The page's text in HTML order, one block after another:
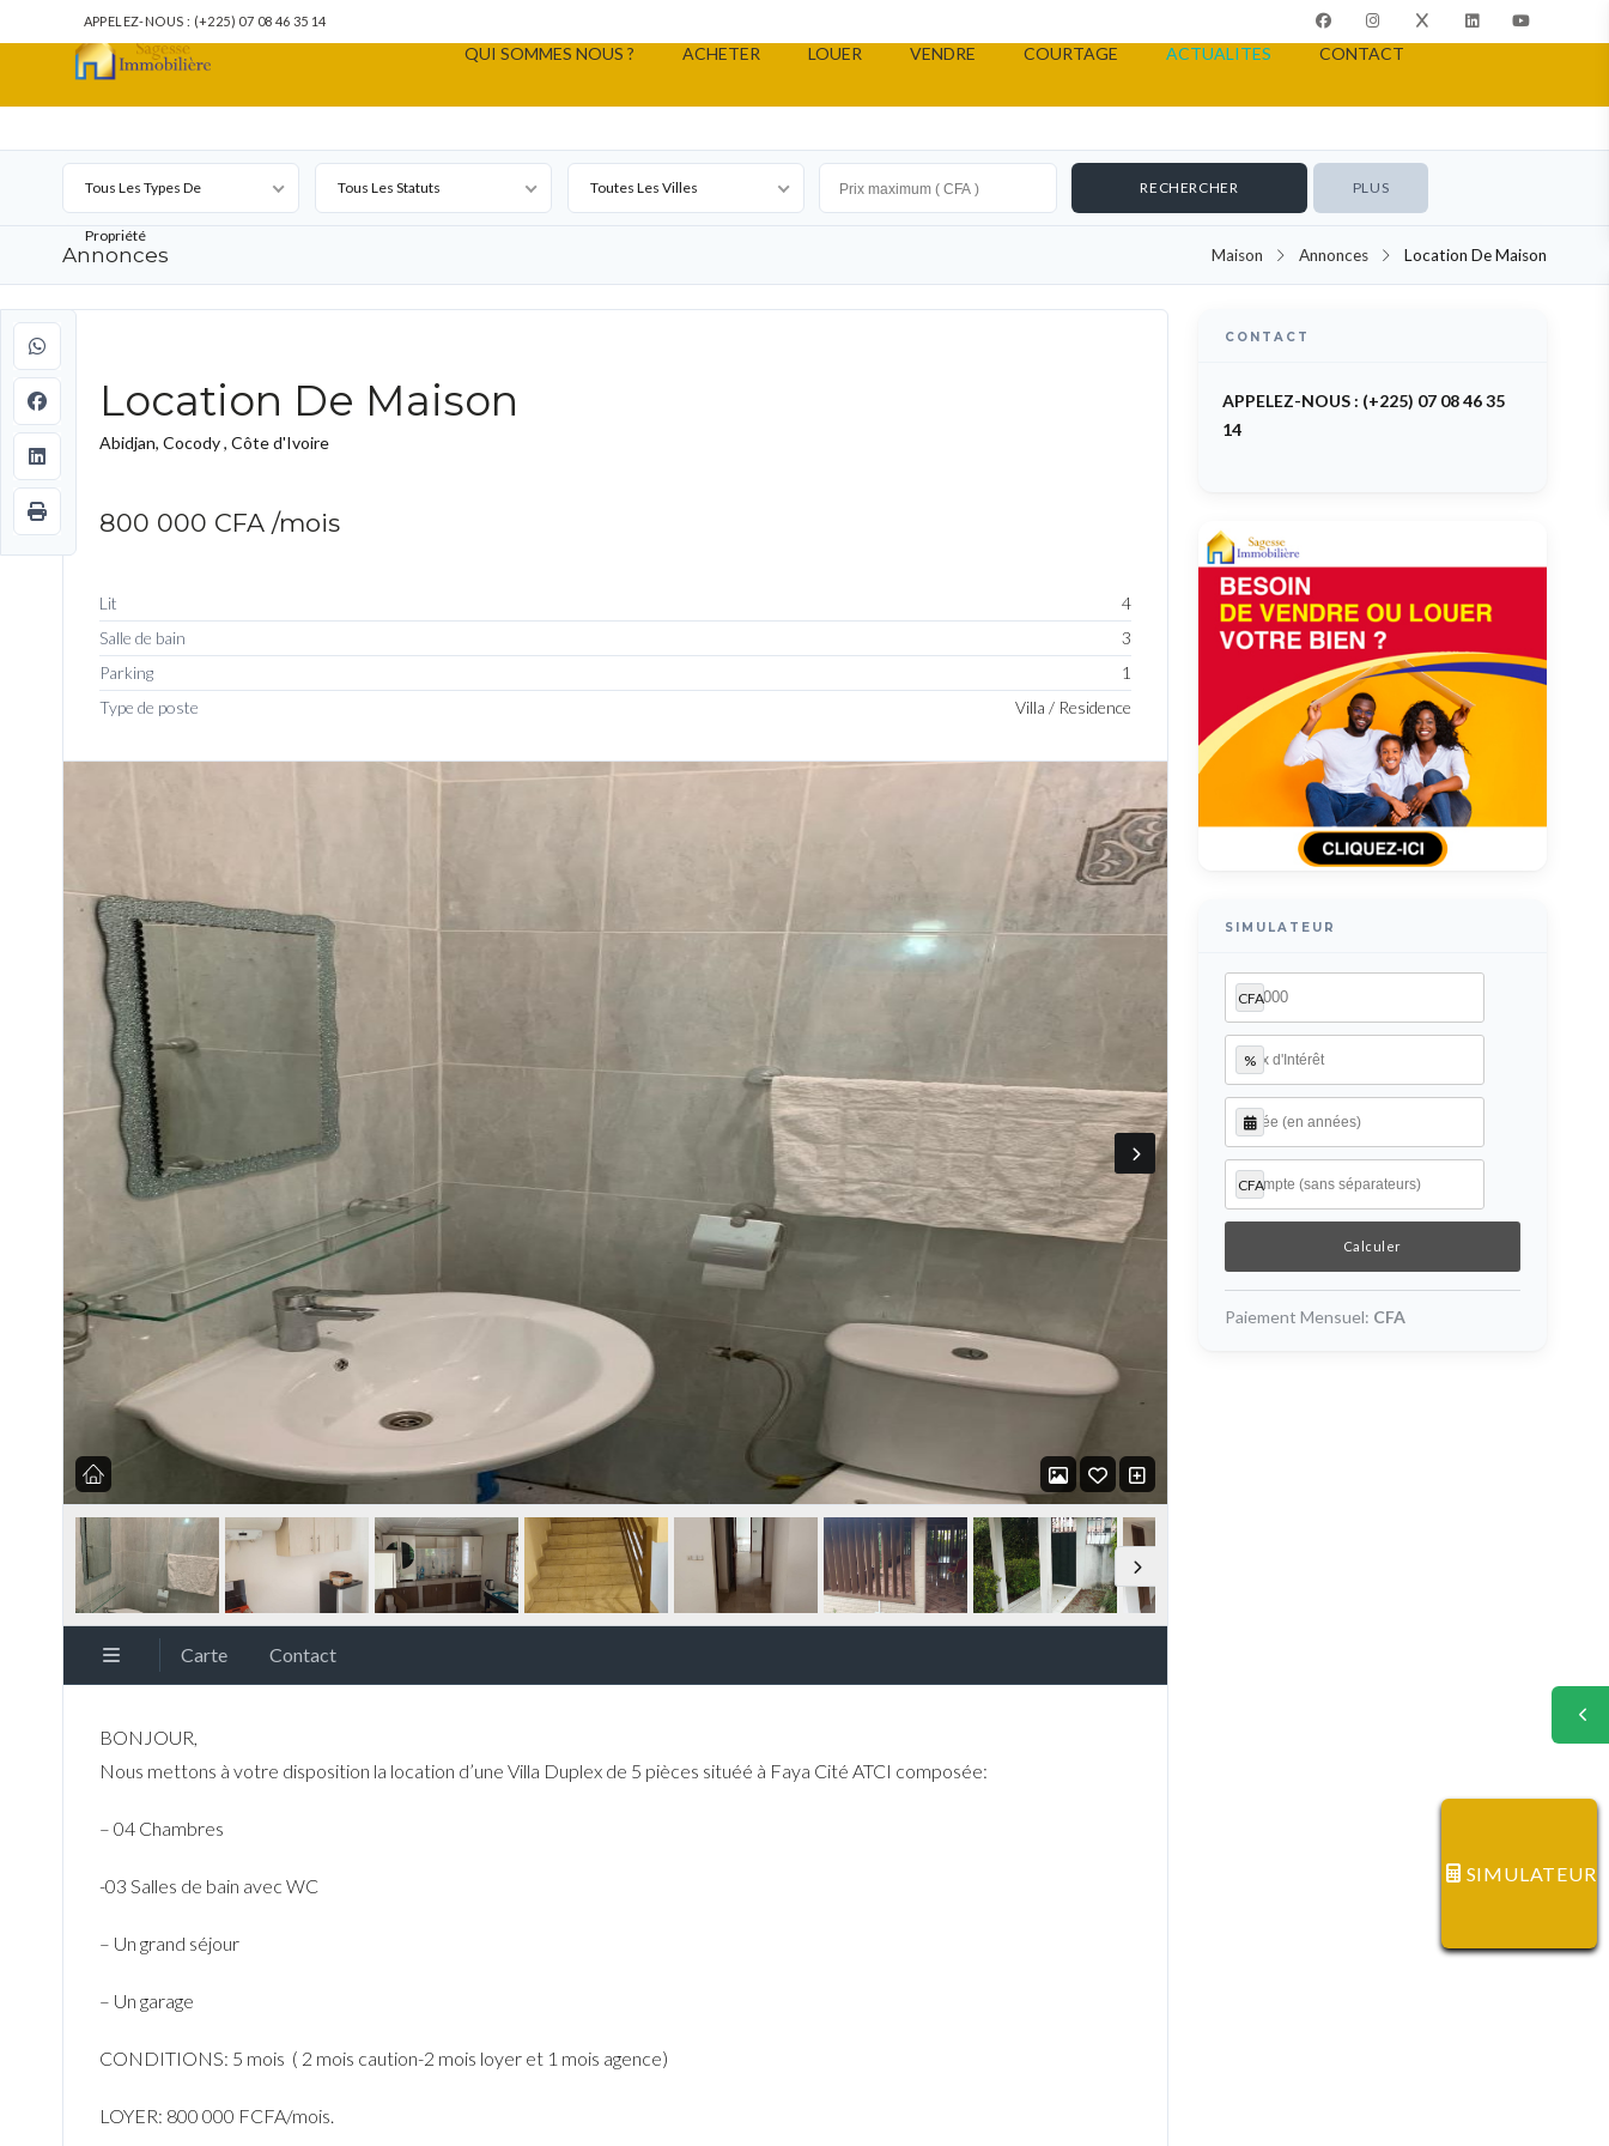
APPELEZ-NOUS : (+225) 07 08 46 35 14
QUI SOMMES NOUS ? ACHETER LOUER VENDRE COURTAGE ACTUALITES CONTACT
Tous Les Types De
Propriété
Tous Les Statuts Toutes Les Villes PLUS
Annonces Maison Annonces Location De Maison
Location De Maison
Abidjan, Cocody , Côte d'Ivoire
800 000 CFA /mois
Lit
4
Salle de bain
3
Parking
1
Type de poste
Villa / Residence
Carte Contact
BONJOUR,
Nous mettons à votre disposition la location d’une Villa Duplex de 5 pièces situéé à Faya Cité ATCI composée:
– 04 Chambres
-03 Salles de bain avec WC
– Un grand séjour
– Un garage
CONDITIONS: 5 mois ( 2 mois caution-2 mois loyer et 1 mois agence)
LOYER: 800 000 FCFA/mois.
CONTACT
APPELEZ-NOUS : (+225) 07 08 46 35
14
SIMULATEUR
CFA
%
CFA
Paiement Mensuel: CFA
SIMULATEUR